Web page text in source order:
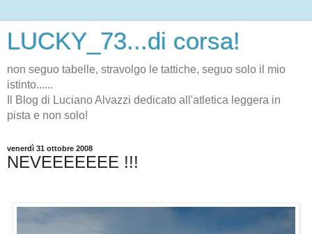
LUCKY_73...di corsa!
non seguo tabelle, stravolgo le tattiche, seguo solo il mio
istinto......
Il Blog di Luciano Alvazzi dedicato all'atletica leggera in
pista e non solo!
venerdì 31 ottobre 2008
NEVEEEEEEE !!!